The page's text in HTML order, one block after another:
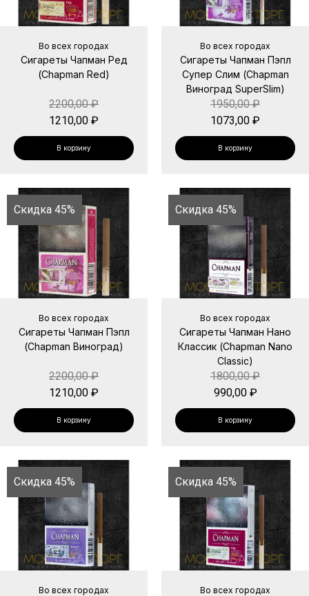
Во всех городах
Сигареты Чапман Ред
(Chapman Red)
2200,00₽
1210,00 ₽
В корзину
Во всех городах
Сигареты Чапман Пэпл
Супер Слим (Chapman
Виноград SuperSlim)
1950,00₽
1073,00 ₽
В корзину
Скидка 45%
Во всех городах
Сигареты Чапман Пэпл
(Chapman Виноград)
2200,00₽
1210,00 ₽
В корзину
Скидка 45%
Во всех городах
Сигареты Чапман Нано
Классик (Chapman Nano
Classic)
1800,00₽
990,00 ₽
В корзину
Скидка 45%
Во всех городах
Скидка 45%
Во всех городах